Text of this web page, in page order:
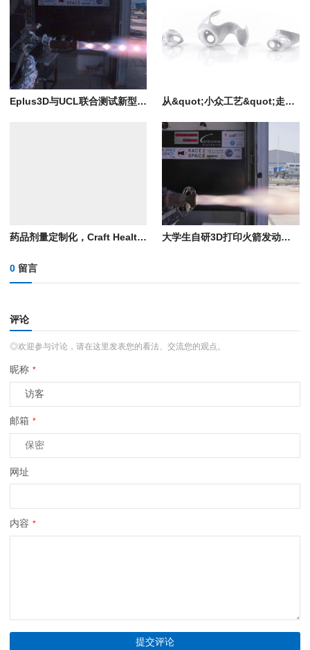
Eplus3D与UCL联合测试新型液氧异丙醇（LOX IPA）发动机 从&quot;小众工艺&quot;走向&quot;工业方法&quot;：ASTM发布陶瓷增材制造设计标准
药品剂量定制化，Craft Health制药平台开始进行肽类药物打印测试 大学生自研3D打印火箭发动机成功点火，采用铜合金再生冷却流道
0 留言
评论
◎欢迎参与讨论，请在这里发表您的看法、交流您的观点。
昵称 *
邮箱 *
网址
内容 *